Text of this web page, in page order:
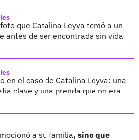
que Catalina Leyva tomó a un
antes de ser encontrada sin vida
en el caso de Catalina Leyva: una
clave y una prenda que no era
a su familia, sino que